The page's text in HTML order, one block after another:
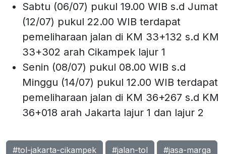
Sabtu (06/07) pukul 19.00 WIB s.d Jumat
(12/07) pukul 22.00 WIB terdapat
pemeliharaan jalan di KM 33+132 s.d KM
33+302 arah Cikampek lajur 1
Senin (08/07) pukul 08.00 WIB s.d
Minggu (14/07) pukul 12.00 WIB terdapat
pemeliharaan jalan di KM 36+267 s.d KM
36+018 arah Jakarta lajur 1 dan lajur 2
#tol-jakarta-cikampek #jalan-tol #jasa-marga